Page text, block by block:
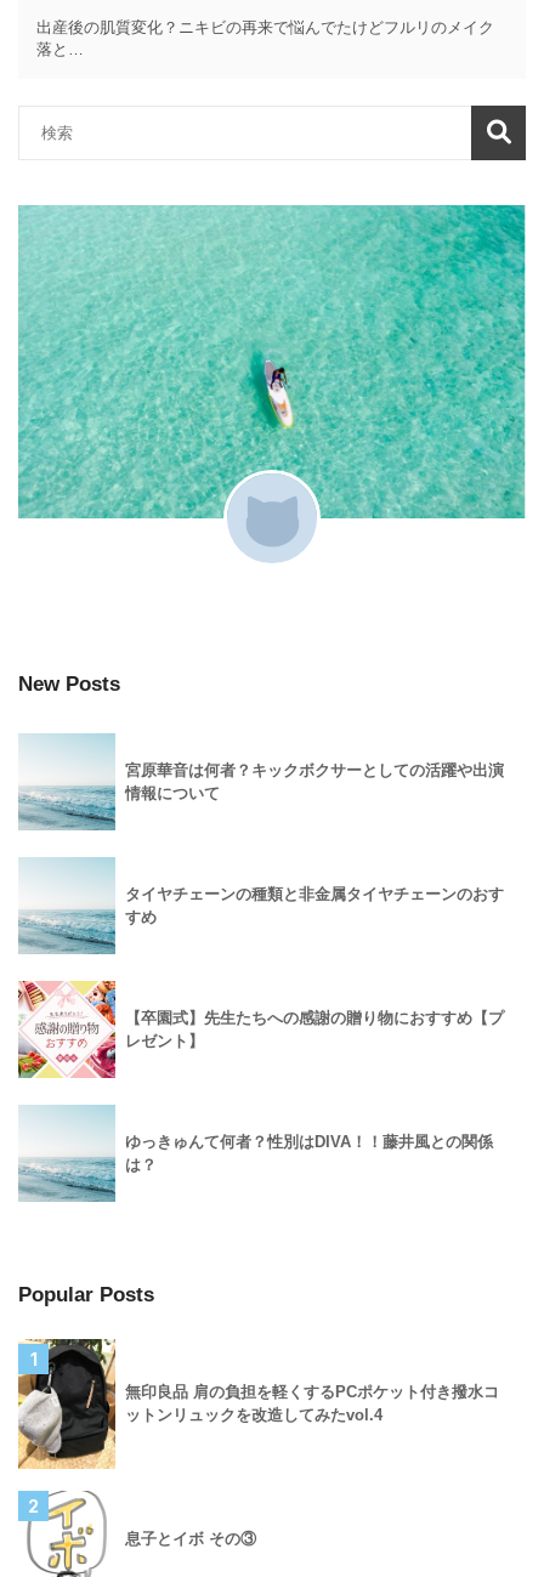
出産後の肌質変化？ニキビの再来で悩んでたけどフルリのメイク
落と…
New Posts
宮原華音は何者？キックボクサーとしての活躍や出演
情報について
タイヤチェーンの種類と非金属タイヤチェーンのおす
すめ
【卒園式】先生たちへの感謝の贈り物におすすめ【プ
レゼント】
ゆっきゅんて何者？性別はDIVA！！藤井風との関係
は？
Popular Posts
1
無印良品 肩の負担を軽くするPCポケット付き撥水コ
ットンリュックを改造してみたvol.4
2
息子とイボ その③